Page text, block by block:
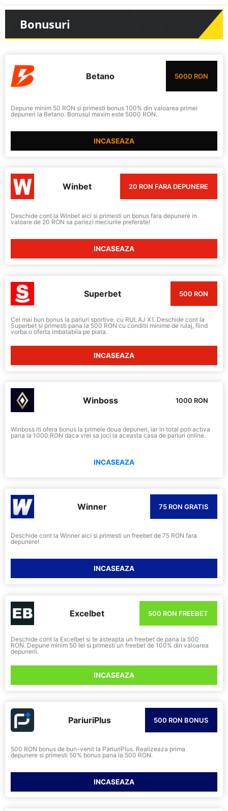
Bonusuri
Betano 5000 RON
Depune minim 50 RON si primesti bonus 100% din valoarea primei
depuneri la Betano. Bonusul maxim este 5000 RON.
INCASEAZA
Winbet 20 RON FARA DEPUNERE
Deschide cont la Winbet aici si primesti un bonus fara depunere in
valoare de 20 RON sa pariezi meciurile preferate!
INCASEAZA
Superbet 500 RON
Cel mai bun bonus la pariuri sportive, cu RULAJ X1. Deschide cont la
Superbet si primesti pana la 500 RON cu conditii minime de rulaj, fiind
vorba o oferta imbatabila pe piata.
INCASEAZA
Winboss 1000 RON
Winboss iti ofera bonus la primele doua depuneri, iar in total poti activa
pana la 1000 RON daca vrei sa joci la aceasta casa de pariuri online.
INCASEAZA
Winner 75 RON GRATIS
Deschide cont la Winner aici si primesti un freebet de 75 RON fara
depunere!
INCASEAZA
Excelbet 500 RON FREEBET
Deschide cont la Excelbet si te asteapta un freebet de pana la 500
RON. Depune minim 50 lei si primesti un freebet de 100% din valoarea
depunerii.
INCASEAZA
PariuriPlus 500 RON BONUS
500 RON bonus de bun-venit la PariuriPlus. Realizeaza prima
depunere si primesti 50% bonus pana la 500 RON.
INCASEAZA